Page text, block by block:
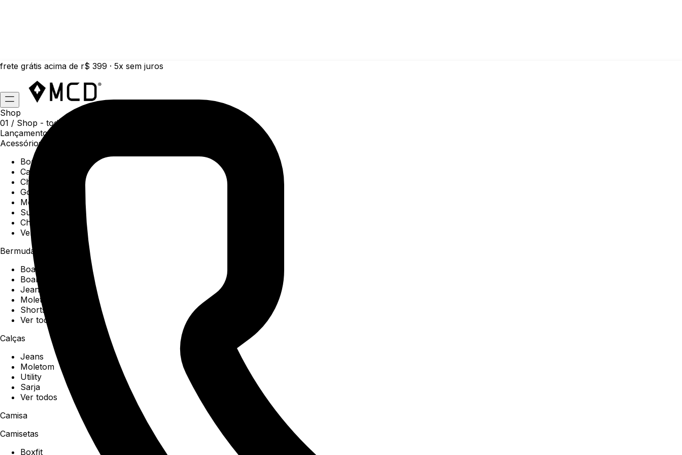
frete grátis acima de r$ 399 · 5x sem juros
Shop
01 / Shop - todas as categorias da coleção atual
Lançamentos da semana
Acessórios
Boné
Carteiras
Chaveiros
Gorros
Meias
Sunga
Chinelos
Ver todos
Bermudas
Boardshorts
Boardwalk
Jeans
Moletom
Shorts
Ver todos
Calças
Jeans
Moletom
Utility
Sarja
Ver todos
Camisa
Camisetas
Boxfit